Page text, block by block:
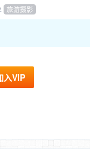
旅游摄影
VIP